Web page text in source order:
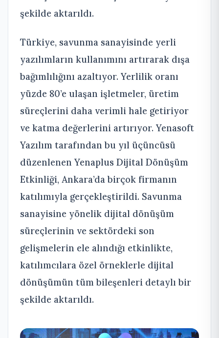
şekilde aktarıldı.
Türkiye, savunma sanayisinde yerli
yazılımların kullanımını artırarak dışa
bağımlılığını azaltıyor. Yerlilik oranı
yüzde 80’e ulaşan işletmeler, üretim
süreçlerini daha verimli hale getiriyor
ve katma değerlerini artırıyor. Yenasoft
Yazılım tarafından bu yıl üçüncüsü
düzenlenen Yenaplus Dijital Dönüşüm
Etkinliği, Ankara’da birçok firmanın
katılımıyla gerçekleştirildi. Savunma
sanayisine yönelik dijital dönüşüm
süreçlerinin ve sektördeki son
gelişmelerin ele alındığı etkinlikte,
katılımcılara özel örneklerle dijital
dönüşümün tüm bileşenleri detaylı bir
şekilde aktarıldı.